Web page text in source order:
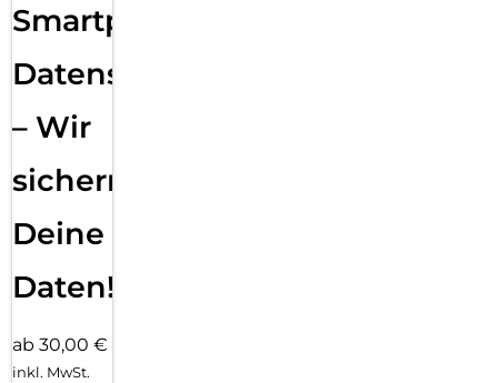
Smartphone
Datensicherung
– Wir
sichern
Deine
Daten!
ab 30,00 €
inkl. MwSt.